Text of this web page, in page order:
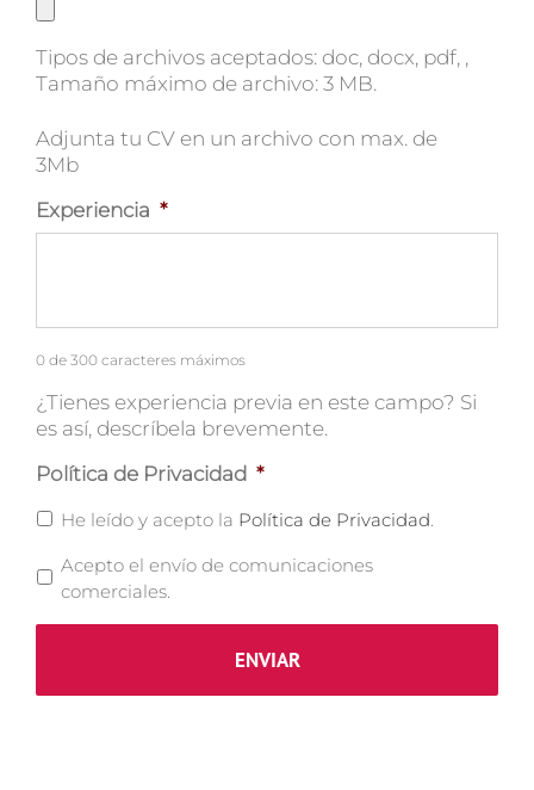
Tipos de archivos aceptados: doc, docx, pdf, ,
Tamaño máximo de archivo: 3 MB.
Adjunta tu CV en un archivo con max. de
3Mb
Experiencia *
0 de 300 caracteres máximos
¿Tienes experiencia previa en este campo? Si
es así, descríbela brevemente.
Política de Privacidad *
He leído y acepto la Política de Privacidad
Acepto el envío de comunicaciones
comerciales.